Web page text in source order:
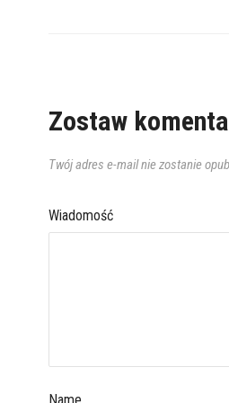
Zostaw
Twój adres e-mail nie zostanie
Wiadomość
Name